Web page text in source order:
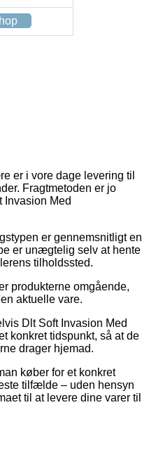
er i vore dage levering til
Fragtmetoden er jo
Invasion Med
er gennemsnitligt en
er unægtelig selv at hente
tilholdssted.
produkterne omgående,
aktuelle vare.
Dlt Soft Invasion Med
konkret tidspunkt, så at de
drager hjemad.
køber for et konkret
tilfælde – uden hensyn
til at levere dine varer til